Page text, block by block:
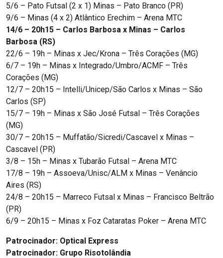
5/6 – Pato Futsal (2 x 1) Minas – Pato Branco (PR)
9/6 – Minas (4 x 2) Atlântico Erechim – Arena MTC
14/6 – 20h15 – Carlos Barbosa x Minas – Carlos
Barbosa (RS)
22/6 – 19h – Minas x Jec/Krona – Três Corações (MG)
6/7 – 19h – Minas x Integrado/Umbro/ACMF – Três
Corações (MG)
12/7 – 20h15 – Intelli/Unicep/São Carlos x Minas – São
Carlos (SP)
15/7 – 19h – Minas x São José Futsal – Três Corações
(MG)
30/7 – 20h15 – Muffatão/Sicredi/Cascavel x Minas –
Cascavel (PR)
3/8 – 15h – Minas x Tubarão Futsal – Arena MTC
17/8 – 19h – Assoeva/Unisc/ALM x Minas – Venâncio
Aires (RS)
24/8 – 20h15 – Marreco Futsal x Minas – Francisco Beltrão
(PR)
6/9 – 20h15 – Minas x Foz Cataratas Poker – Arena MTC
Patrocinador: Optical Express
Patrocinador: Grupo Risotolândia